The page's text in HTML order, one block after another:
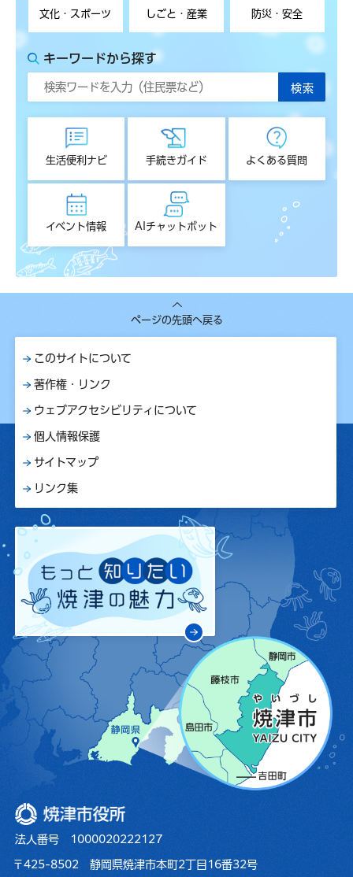
文化・スポーツ しごと・産業 防災・安全
キーワードから探す
生活便利ナビ 手続きガイド よくある質問
イベント情報 AIチャットボット
ページの先頭へ戻る
このサイトについて
著作権・リンク
ウェブアクセシビリティについて
個人情報保護
サイトマップ
リンク集
焼津市役所
法人番号 1000020222127
〒425-8502 静岡県焼津市本町2丁目16番32号